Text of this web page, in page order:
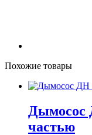
Похожие товары
Дымосос
частью